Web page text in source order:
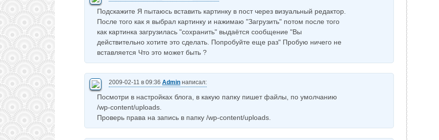
Подскажите Я пытаюсь вставить картинку в пост через визуальный редактор.
После того как я выбрал картинку и нажимаю "Загрузить" потом после того
как картинка загрузилась "сохранить" выдаётся сообщение "Вы
действительно хотите это сделать. Попробуйте еще раз" Пробую ничего не
вставляется Что это может быть ?
2009-02-11 в 09:36 Admin написал:
Посмотри в настройках блога, в какую папку пишет файлы, по умолчанию
/wp-content/uploads.
Проверь права на запись в папку /wp-content/uploads.